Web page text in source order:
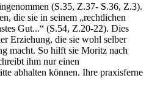
(S.35, Z.37- S.36, Z.3).
die sie in seinem „rechtlichen
Gut...“ (S.54, Z.20-22). Dies
Erziehung, die sie wohl selber
macht. So hilft sie Moritz nach
ihm nur einen
abhalten können. Ihre praxisferne